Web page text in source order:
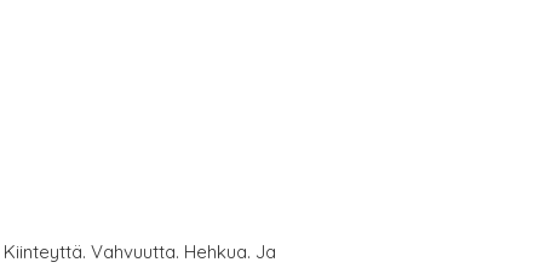
Vahvuutta. Hehkua. Ja